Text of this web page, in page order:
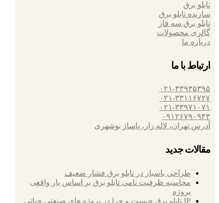
تابلو برق
سازنده تابلو برق
تابلو برق سه فاز
گالری محصولات
درباره ما
ارتباط با ما
۰۲۱-۳۳۹۳۵۳۹۵
۰۲۱-۳۳۱۱۶۷۲۷
۰۲۱-۳۳۹۷۱۰۷۱
۰۹۱۲۶۷۹۰۹۴۳
آدرس تهران، لاله زار، پاساژ بوشهری
مقالات جدید
طراحی باسبار در تابلو برق فشار ضعیف
محاسبه ظرفیت نامی تابلو برق بر اساس بار واقعی
پروژه
IP تابلو برق چیست و چرا در پروژه های صنعتی حیاتی